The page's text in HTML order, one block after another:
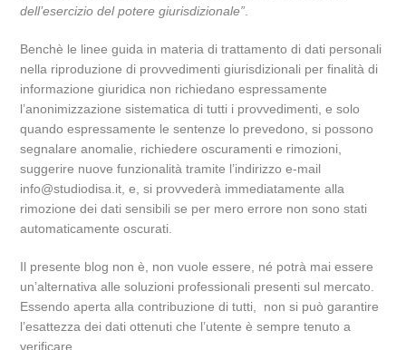
dell’esercizio del potere giurisdizionale”
Benchè le linee guida in materia di trattamento di dati personali
nella riproduzione di provvedimenti giurisdizionali per finalità di
informazione giuridica non richiedano espressamente
l’anonimizzazione sistematica di tutti i provvedimenti, e solo
quando espressamente le sentenze lo prevedono, si possono
segnalare anomalie, richiedere oscuramenti e rimozioni,
suggerire nuove funzionalità tramite l’indirizzo e-mail
info@studiodisa.it, e, si provvederà immediatamente alla
rimozione dei dati sensibili se per mero errore non sono stati
automaticamente oscurati.
Il presente blog non è, non vuole essere, né potrà mai essere
un’alternativa alle soluzioni professionali presenti sul mercato.
Essendo aperta alla contribuzione di tutti, non si può garantire
l’esattezza dei dati ottenuti che l’utente è sempre tenuto a
verificare.